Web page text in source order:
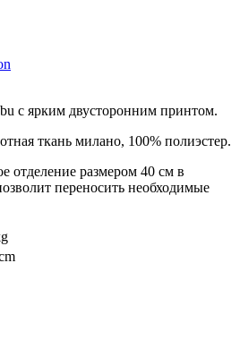
с ярким двусторонним принтом.
ткань милано, 100% полиэстер.
отделение размером 40 см в
переносить необходимые